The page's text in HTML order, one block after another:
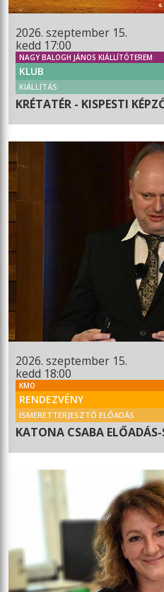
2026. szeptember 15.
kedd 17:00
NAGY BALOGH JÁNOS KIÁLLÍTÓTEREM
KLUB
KIÁLLÍTÁS
KRÉTATÉR - KISPESTI
2026. szeptember 15.
kedd 18:00
KMO
RENDEZVÉNY
ISMERETTERJESZTŐ ELŐADÁS
KATONA CSABA